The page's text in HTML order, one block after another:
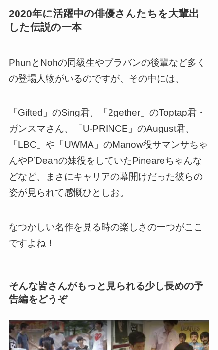
2020年に活躍中の俳優さんたちを大輩出
した伝説の一本
PhunとNohの同級生やブラバンの後輩など多く
の登場人物がいるのですが、その中には、
「Gifted」のSing君、「2gether」のToptap君・
ガンスマさん、「U-PRINCE」のAugust君、
「LBC」や「UWMA」のManow役サマンサちゃ
んやP’Deanの妹役をしていたPineareちゃんな
どなど、まさにキャリアの幕開けだった彼らの
姿が見られて感慨ひとしお。
なつかしい名作を見る時の楽しさの一つがここ
ですよね！
そんな皆さんがもっと見られる少し長めの予
告編をどうぞ
この動画を YouTube で視聴